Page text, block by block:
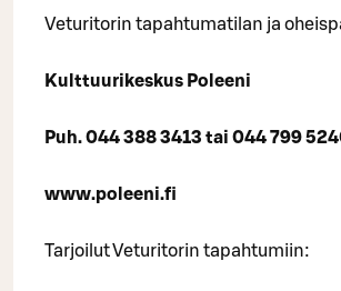
Veturitorin tapahtumatilan ja
Kulttuurikeskus Poleeni
Puh. 044 388 3413 tai 044 799
www.poleeni.fi
Tarjoilut Veturitorin tapahtumiin: